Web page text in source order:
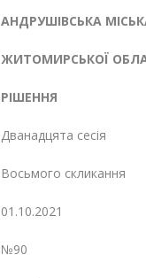
АНДРУШІВСЬКА
ЖИТОМИРСЬКОЇ
РІШЕННЯ
Дванадцята сесія
Восьмого скликання
01.10.2021
№90